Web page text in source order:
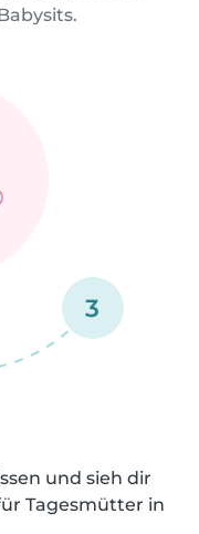
3
und sieh dir
Tagesmütter in